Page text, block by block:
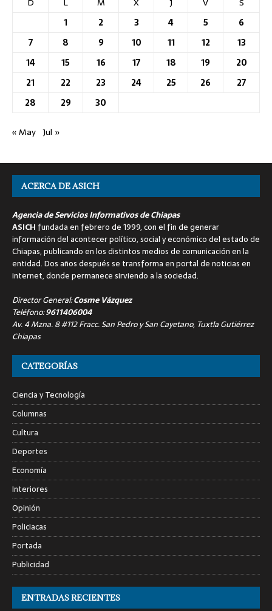
1
2 3 4 5
6
7
8 9 10 11 12
13
14
15 16 17 18 19
20
21
22 23 24 25 26
27
28
29 30
« May Jul »
ACERCA DE ASICH
Agencia de Servicios Informativos de Chiapas
ASICH fundada en febrero de 1999, con el fin de generar
información del acontecer político, social y económico del estado de
Chiapas, publicando en los distintos medios de comunicación en la
entidad. Dos años después se transforma en portal de noticias en
internet, donde permanece sirviendo a la sociedad.
Director General:Cosme Vázquez
Teléfono:9611406004
Av. 4 Mzna. 8 #112 Fracc. San Pedro y San Cayetano, Tuxtla Gutiérrez
Chiapas
CATEGORÍAS
Ciencia y Tecnología
Columnas
Cultura
Deportes
Economía
Interiores
Opinión
Policiacas
Portada
Publicidad
ENTRADAS RECIENTES